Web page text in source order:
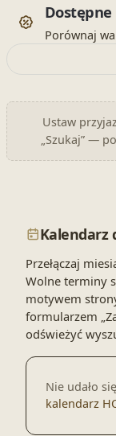
Porównaj
Ustaw
„Szukaj” —
Kalendarz
Przełączaj
Wolne terminy
motywem
formularzem
odświeżyć
Nie udało
kalendarz